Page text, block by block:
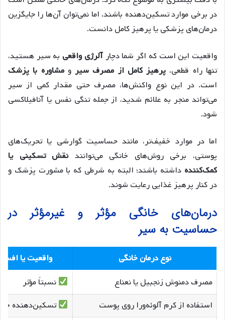
در برخی موارد تسکین‌دهنده باشند، اما نمی‌توان آن‌ها را جایگزین
درمان‌های پزشکی یا پرهیز کامل دانست.
واقعیت این است که اگر شما دچارآلرژی واقعی به سیر هستید،
تنها راه قطعی، پرهیز کامل از مصرف سیرومشاوره با پزشک
است. در این نوع واکنش‌ها، مصرف حتی مقدار کمی از سیر
می‌تواند منجر به علائم شدید، از جمله تنگی نفس یا آنافیلاکسی
شود.
اما در موارد خفیف‌تر، مانند حساسیت گوارشی یا تحریک‌های
پوستی، برخی روش‌های خانگی می‌توانندنقش تسکینی یا
کمک‌کننده داشته باشند؛ البته به شرطی که با مشورت پزشک و
در کنار پرهیز غذایی رعایت شوند.
درمان‌های خانگی مؤثر و غیرمؤثر در
حساسیت به سیر
نوع درمان خانگی
واقعیت یا
مصرف دمنوش زنجبیل یا نعناع
نسبتاً مؤثر
استفاده از کرم آلوئه‌ورا روی پوست
تسکین‌دهنده